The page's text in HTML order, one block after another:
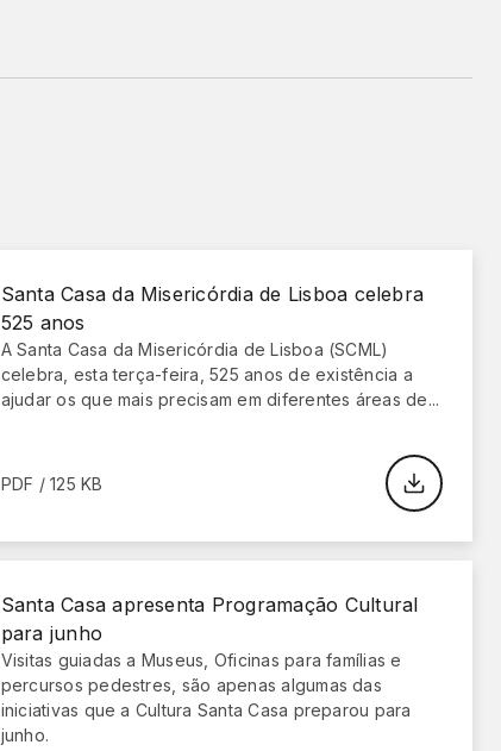
Santa Casa da Misericórdia de Lisboa celebra
525 anos
A Santa Casa da Misericórdia de Lisboa (SCML)
celebra, esta terça-feira, 525 anos de existência a
ajudar os que mais precisam em diferentes áreas de...
PDF / 125 KB
Santa Casa apresenta Programação Cultural
para junho
Visitas guiadas a Museus, Oficinas para famílias e
percursos pedestres, são apenas algumas das
iniciativas que a Cultura Santa Casa preparou para
junho.